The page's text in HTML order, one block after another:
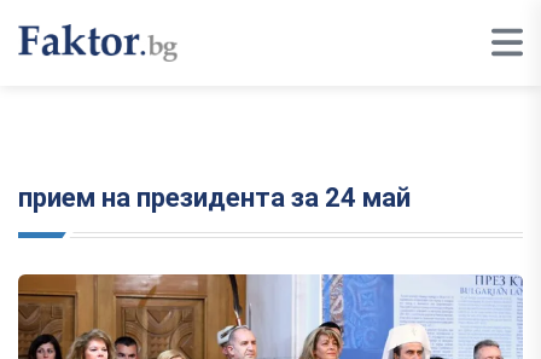
прием на президента за 24 май